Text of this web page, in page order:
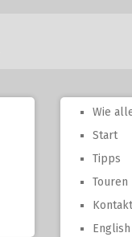
Wie
Start
Tipps
Touren
English